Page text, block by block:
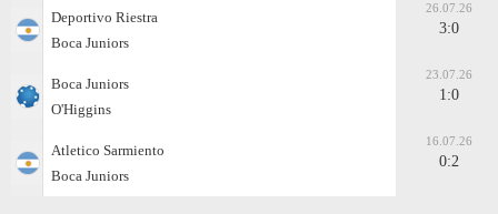
Deportivo Riestra
Boca Juniors
26.07.26
3:0
Boca Juniors
O'Higgins
23.07.26
1:0
Atletico Sarmiento
Boca Juniors
16.07.26
0:2